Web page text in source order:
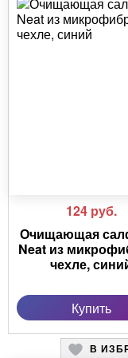
124 руб.
Очищающая
Neat из
чехле,
Купить
В